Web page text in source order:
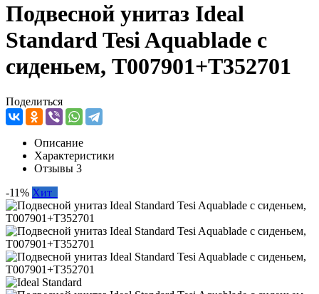
Подвесной унитаз Ideal
Standard Tesi Aquablade с
сиденьем, T007901+T352701
Поделиться
Описание
Характеристики
Отзывы 3
-11% Хит